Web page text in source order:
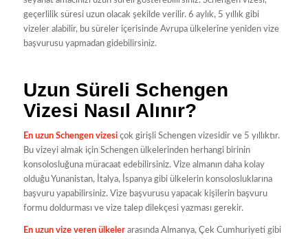
geçerlilik süresi uzun olacak şekilde verilir. 6 aylık, 5 yıllık gibi
vizeler alabilir, bu süreler içerisinde Avrupa ülkelerine yeniden vize
başvurusu yapmadan gidebilirsiniz.
Uzun Süreli Schengen
Vizesi Nasıl Alınır?
En uzun Schengen vizesi çok girişli Schengen vizesidir ve 5 yıllıktır.
Bu vizeyi almak için Schengen ülkelerinden herhangi birinin
konsolosluğuna müracaat edebilirsiniz. Vize almanın daha kolay
olduğu Yunanistan, İtalya, İspanya gibi ülkelerin konsolosluklarına
başvuru yapabilirsiniz. Vize başvurusu yapacak kişilerin başvuru
formu doldurması ve vize talep dilekçesi yazması gerekir.
En uzun vize veren ülkeler arasında Almanya, Çek Cumhuriyeti gibi